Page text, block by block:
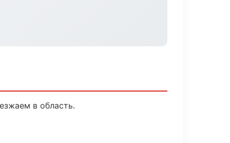
в область.